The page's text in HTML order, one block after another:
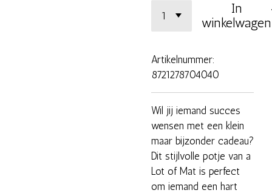
In
winkelwagen
Artikelnummer:
8721278704040
Wil jij iemand succes
wensen met een klein
maar bijzonder cadeau?
Dit stijlvolle potje van a
Lot of Mat is perfect
om iemand een hart